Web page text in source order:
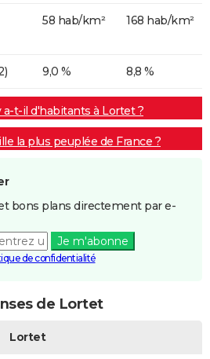
58 hab/km² 168 hab/km²
9,0 % 8,8 %
t-il d'habitants à Lortet ?
la plus peuplée de France ?
bons plans directement par e-
Je m'abonne
de confidentialité
de Lortet
Lortet